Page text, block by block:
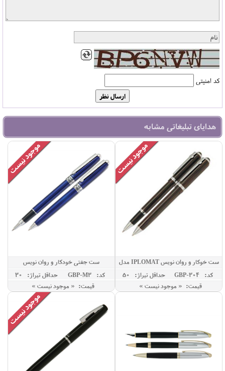
کد امنیتی
هدایای تبلیغاتی مشابه
ست خوکار و روان نویس IPLOMAT مدل
BROWN
کد: GBP-304
حداقل تيراژ: 50
قیمت: « موجود نیست »
ست جفتی خودکار و روان نویس
کد: GBP-M3
حداقل تيراژ: 30
قیمت: « موجود نیست »